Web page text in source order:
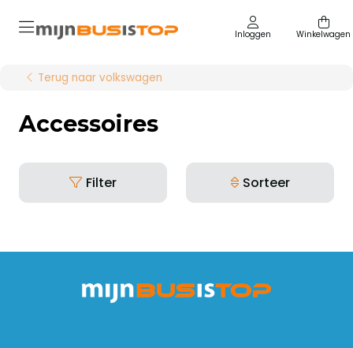
Inloggen Winkelwagen
Terug naar volkswagen
Accessoires
Filter Sorteer